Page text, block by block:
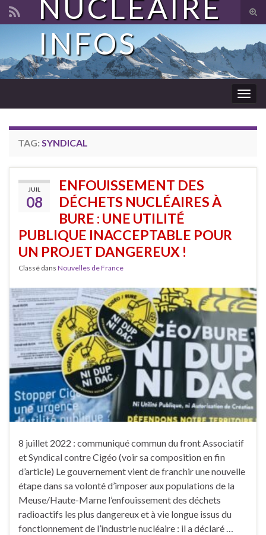
Search for:
NUCLÉAIRE
INFOS
TAG: SYNDICAL
JUIL
08
ENFOUISSEMENT DES
DÉCHETS NUCLÉAIRES À
BURE : UNE UTILITÉ
PUBLIQUE INACCEPTABLE POUR
UN PROJET DANGEREUX !
Classé dans Nouvelles de France
8 juillet 2022 : communiqué commun du front Associatif
et Syndical contre Cigéo (voir sa composition en fin
d’article) Le gouvernement vient de franchir une nouvelle
étape dans sa volonté d’imposer aux populations de la
Meuse/Haute-Marne l’enfouissement des déchets
radioactifs les plus dangereux et à vie longue issus du
fonctionnement de l’industrie nucléaire : il a déclaré …